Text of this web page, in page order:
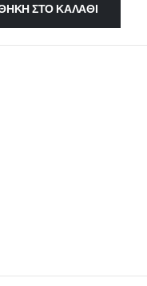
ΣΤΟ ΚΑΛΆΘΙ